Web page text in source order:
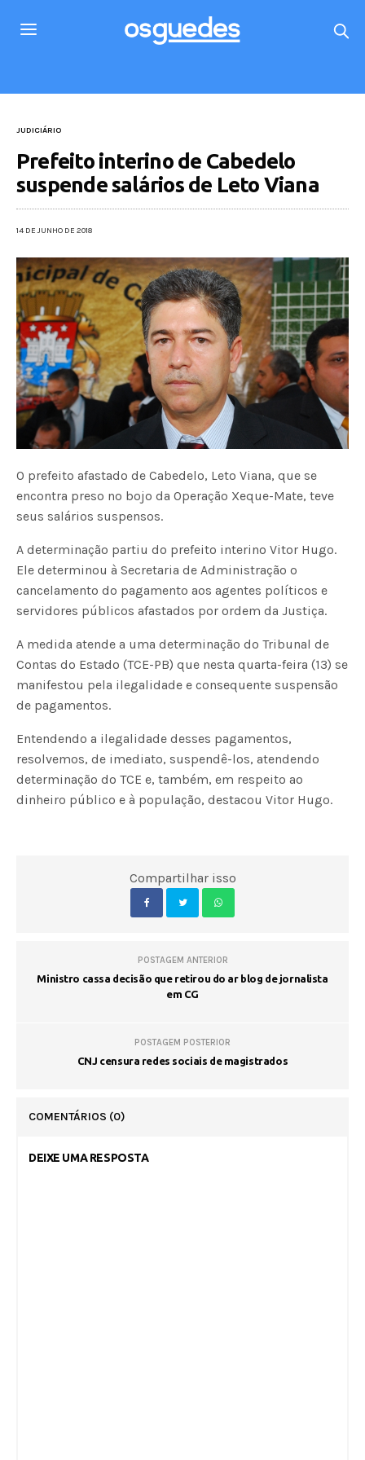
JUDICIÁRIO
Prefeito interino de Cabedelo
suspende salários de Leto Viana
14 DE JUNHO DE 2018
O prefeito afastado de Cabedelo, Leto Viana, que se
encontra preso no bojo da Operação Xeque-Mate, teve
seus salários suspensos.
A determinação partiu do prefeito interino Vitor Hugo.
Ele determinou à Secretaria de Administração o
cancelamento do pagamento aos agentes políticos e
servidores públicos afastados por ordem da Justiça.
A medida atende a uma determinação do Tribunal de
Contas do Estado (TCE-PB) que nesta quarta-feira (13) se
manifestou pela ilegalidade e consequente suspensão
de pagamentos.
Entendendo a ilegalidade desses pagamentos,
resolvemos, de imediato, suspendê-los, atendendo
determinação do TCE e, também, em respeito ao
dinheiro público e à população, destacou Vitor Hugo.
Compartilhar isso
POSTAGEM ANTERIOR
Ministro cassa decisão que retirou do ar blog de jornalista
em CG
POSTAGEM POSTERIOR
CNJ censura redes sociais de magistrados
COMENTÁRIOS (0)
DEIXE UMA RESPOSTA